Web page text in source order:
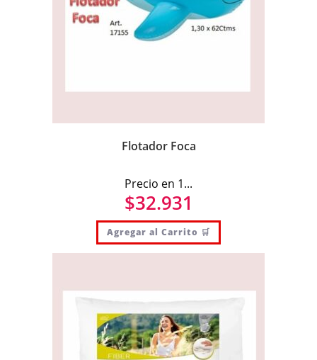
Flotador Foca
Precio en 1...
$32.931
Agregar al Carrito 🛒